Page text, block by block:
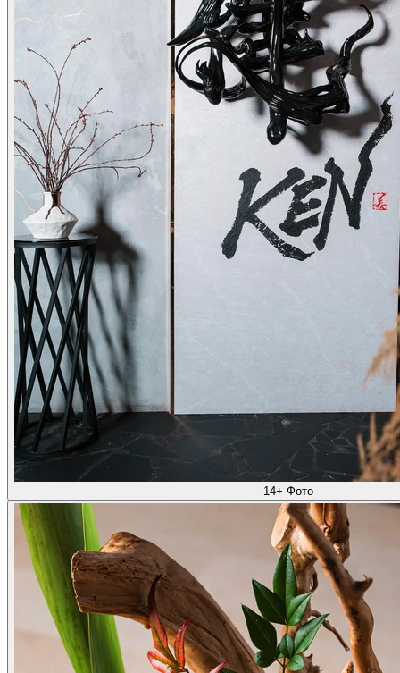
14+ Фото